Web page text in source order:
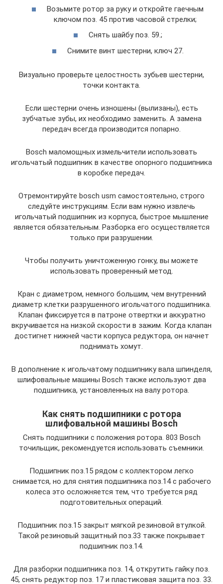
Возьмите ротор за руку и откройте гаечным
ключом поз. 45 против часовой стрелки;
Снять шайбу поз. 59.;
Снимите винт шестерни, ключ 27.
Визуально проверьте целостность зубьев шестерни,
точки контакта.
Если шестерни очень изношены (вылизаны), есть
зубчатые зубы, их необходимо заменить. А замена
передач всегда производится попарно.
Bosch маломощных измельчители использовать
игольчатый подшипник в качестве опорного подшипника
в коробке передач.
Отремонтируйте bosch usm самостоятельно, строго
следуйте инструкциям. Если вам нужно извлечь
игольчатый подшипник из корпуса, быстрое мышление
является обязательным. Разборка его осуществляется
только при разрушении.
Чтобы получить уничтоженную гонку, вы можете
использовать проверенный метод.
Кран с диаметром, немного большим, чем внутренний
диаметр клетки разрушенного игольчатого подшипника.
Клапан фиксируется в патроне отвертки и аккуратно
вкручивается на низкой скорости в зажим. Когда клапан
достигнет нижней части корпуса редуктора, он начнет
поднимать хомут.
В дополнение к игольчатому подшипнику вала шпинделя,
шлифовальные машины Bosch также используют два
подшипника, установленных на валу ротора.
Как снять подшипники с ротора
шлифовальной машины Bosch
Снять подшипники с положения ротора. 803 Bosch
точильщик, рекомендуется использовать съемники.
Подшипник поз.15 рядом с коллектором легко
снимается, но для снятия подшипника поз.14 с рабочего
колеса это осложняется тем, что требуется ряд
подготовительных операций.
Подшипник поз.15 закрыт мягкой резиновой втулкой.
Такой резиновый защитный поз.33 также покрывает
подшипник поз.14.
Для разборки подшипника поз. 14, открутить гайку поз.
45, снять редуктор поз. 17 и пластиковая защита поз. 33.